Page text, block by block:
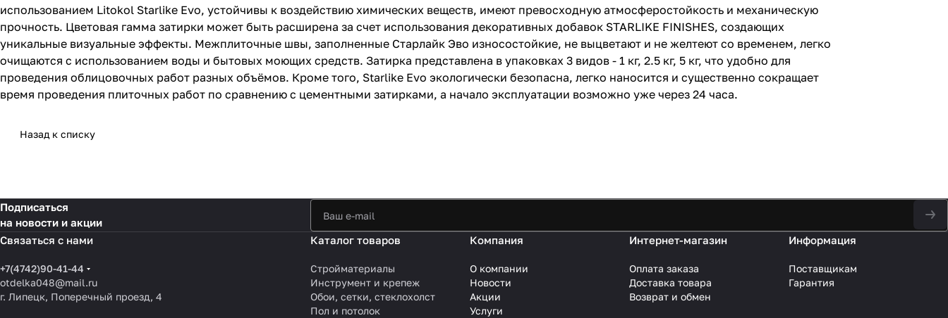
использованием Litokol Starlike Evo, устойчивы к воздействию химических веществ, имеют превосходную атмосферостойкость и механическую
прочность. Цветовая гамма затирки может быть расширена за счет использования декоративных добавок STARLIKE FINISHES, создающих
уникальные визуальные эффекты. Межплиточные швы, заполненные Старлайк Эво износостойкие, не выцветают и не желтеют со временем, легко
очищаются с использованием воды и бытовых моющих средств. Затирка представлена в упаковках 3 видов - 1 кг, 2.5 кг, 5 кг, что удобно для
проведения облицовочных работ разных объёмов. Кроме того, Starlike Evo экологически безопасна, легко наносится и существенно сокращает
время проведения плиточных работ по сравнению с цементными затирками, а начало эксплуатации возможно уже через 24 часа.
Назад к списку
Подписаться
на новости и акции
Связаться с нами
+7(4742)90-41-44
otdelka048@mail.ru
г. Липецк, Поперечный проезд, 4
Каталог товаров
Стройматериалы
Инструмент и крепеж
Обои, сетки, стеклохолст
Пол и потолок
Компания
О компании
Новости
Акции
Услуги
Интернет-магазин
Оплата заказа
Доставка товара
Возврат и обмен
Информация
Поставщикам
Гарантия